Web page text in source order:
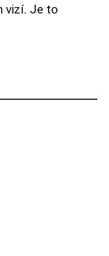
vizí. Je to